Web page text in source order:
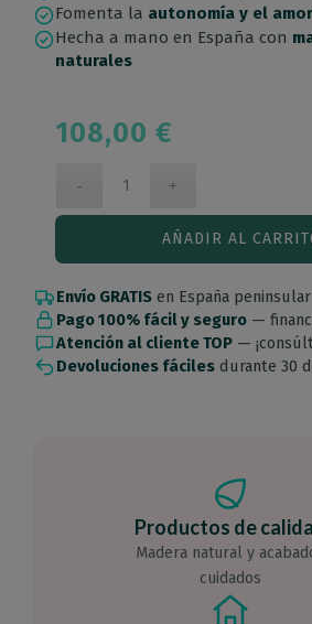
Fomenta la autonomía y el
Hecha a mano en España con
naturales
108,00€
AÑADIR AL
Envío GRATIS en España peninsular
Pago 100% fácil y seguro —
Atención al cliente TOP —
Devoluciones fáciles durante 30
Productos de
Madera natural y
cuidados